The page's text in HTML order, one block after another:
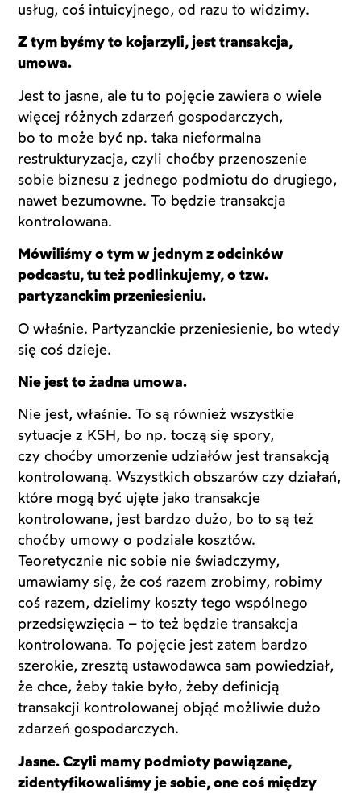
usług, coś intuicyjnego, od razu to widzimy.
Z tym byśmy to kojarzyli, jest transakcja,
umowa.
Jest to jasne, ale tu to pojęcie zawiera o wiele
więcej różnych zdarzeń gospodarczych,
bo to może być np. taka nieformalna
restrukturyzacja, czyli choćby przenoszenie
sobie biznesu z jednego podmiotu do drugiego,
nawet bezumowne. To będzie transakcja
kontrolowana.
Mówiliśmy o tym w jednym z odcinków
podcastu, tu też podlinkujemy, o tzw.
partyzanckim przeniesieniu.
O właśnie. Partyzanckie przeniesienie, bo wtedy
się coś dzieje.
Nie jest to żadna umowa.
Nie jest, właśnie. To są również wszystkie
sytuacje z KSH, bo np. toczą się spory,
czy choćby umorzenie udziałów jest transakcją
kontrolowaną. Wszystkich obszarów czy działań,
które mogą być ujęte jako transakcje
kontrolowane, jest bardzo dużo, bo to są też
choćby umowy o podziale kosztów.
Teoretycznie nic sobie nie świadczymy,
umawiamy się, że coś razem zrobimy, robimy
coś razem, dzielimy koszty tego wspólnego
przedsięwzięcia – to też będzie transakcja
kontrolowana. To pojęcie jest zatem bardzo
szerokie, zresztą ustawodawca sam powiedział,
że chce, żeby takie było, żeby definicją
transakcji kontrolowanej objąć możliwie dużo
zdarzeń gospodarczych.
Jasne. Czyli mamy podmioty powiązane,
zidentyfikowaliśmy je sobie, one coś między